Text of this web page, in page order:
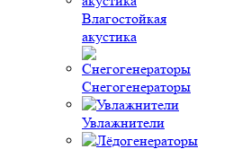
Влагостойкая
акустика
Снегогенераторы
Увлажнители